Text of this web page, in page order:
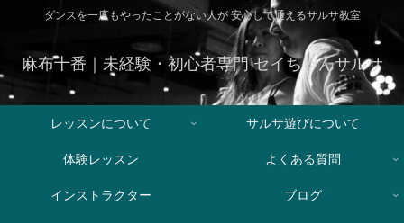
ダンスを一度もやったことがない人が 安心して通えるサルサ教室
麻布十番｜未経験・初心者専門 セイちゃんサルサ
レッスンについて サルサ遊びについて
体験レッスン よくある質問
インストラクター ブログ